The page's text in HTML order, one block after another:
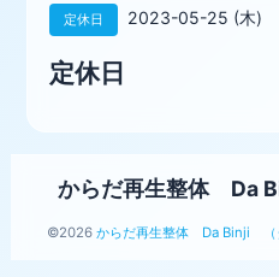
定休日 2023-05-25 (木)
定休日
からだ再生整体 Da
©2026 からだ再生整体 Da Binji （